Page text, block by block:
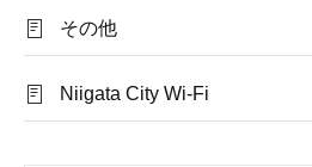
その他
Niigata City Wi‐Fi